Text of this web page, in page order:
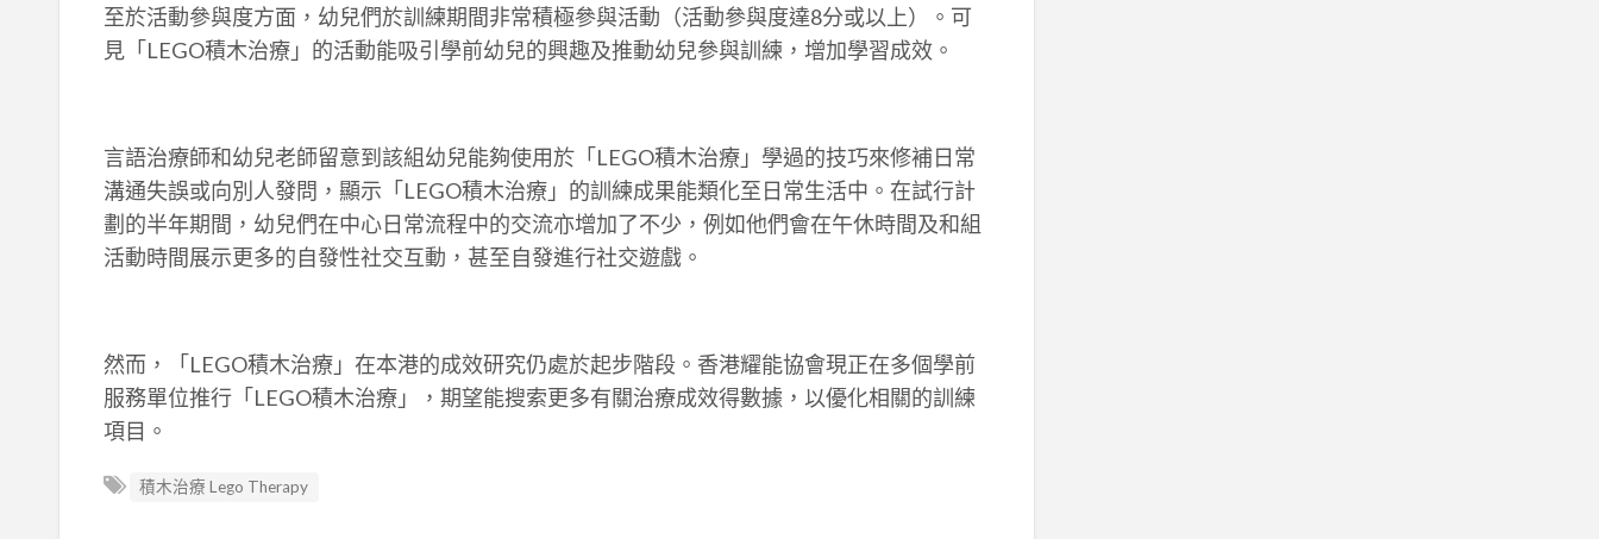
至於活動參與度方面，幼兒們於訓練期間非常積極參與活動（活動參與度達8分或以上）。可
見「LEGO積木治療」的活動能吸引學前幼兒的興趣及推動幼兒參與訓練，增加學習成效。
言語治療師和幼兒老師留意到該組幼兒能夠使用於「LEGO積木治療」學過的技巧來修補日常
溝通失誤或向別人發問，顯示「LEGO積木治療」的訓練成果能類化至日常生活中。在試行計
劃的半年期間，幼兒們在中心日常流程中的交流亦增加了不少，例如他們會在午休時間及和組
活動時間展示更多的自發性社交互動，甚至自發進行社交遊戲。
然而，「LEGO積木治療」在本港的成效研究仍處於起步階段。香港耀能協會現正在多個學前
服務單位推行「LEGO積木治療」，期望能搜索更多有關治療成效得數據，以優化相關的訓練
項目。
積木治療 Lego Therapy